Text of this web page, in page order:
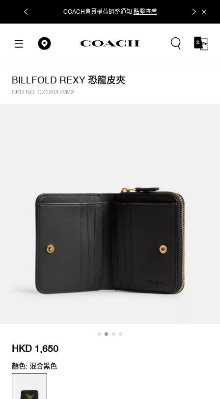
COACH會員權益調整通知 點擊查看 立即追蹤
BILLFOLD REXY 恐龍皮夾
SKU NO: CZ120/B4/M2
HKD 1,650
顏色: 混合黑色